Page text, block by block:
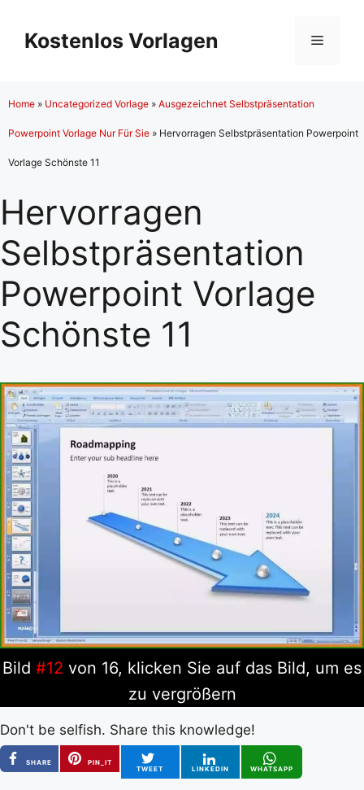
Inhalt
springen
Kostenlos Vorlagen Menü
Home » Uncategorized Vorlage » Ausgezeichnet Selbstpräsentation
Powerpoint Vorlage Nur Für Sie » Hervorragen Selbstpräsentation Powerpoint
Vorlage Schönste 11
Hervorragen
Selbstpräsentation
Powerpoint Vorlage
Schönste 11
Bild #12 von 16, klicken Sie auf das Bild, um es
zu vergrößern
Don't be selfish. Share this knowledge!
SHARE
PIN_IT
TWEET
LINKEDIN WHATSAPP